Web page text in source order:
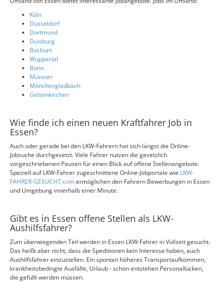
Köln
Düsseldorf
Dortmund
Duisburg
Bochum
Wuppertal
Bonn
Münster
Mönchengladbach
Gelsenkirchen
Wie finde ich einen neuen Kraftfahrer Job in
Essen?
Auch oder gerade bei den LKW-Fahrern hat sich längst die Online-
Jobsuche durchgesetzt. Viele Fahrer nutzen die gesetzlich
vorgeschriebenen Pausen für einen Blick auf offene Stellenangebote.
Speziell auf LKW-Fahrer zugeschnittene Online-Jobportale wie LKW-
FAHRER-GESUCHT.comermöglichen den Fahrern Bewerbungen in Essen
und Umgebung innerhalb einer Minute.
Gibt es in Essen offene Stellen als LKW-
Aushilfsfahrer?
Zum überwiegenden Teil werden in Essen LKW-Fahrer in Vollzeit gesucht.
Das heißt aber nicht, dass die Speditionen kein Interesse haben, auch
Aushilfsfahrer einzustellen. Ein spontan höheres Transportaufkommen,
krankheitsbedingte Ausfälle, Urlaub - schon entstehen Personallücken,
die gefüllt werden müssen.